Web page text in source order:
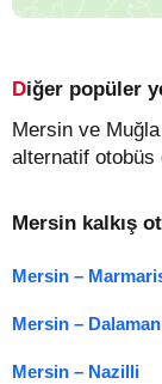
Diğer popüler
Mersin ve
alternatif otobüs
Mersin kalkış
Mersin –
Mersin – Dalaman
Mersin – Nazilli